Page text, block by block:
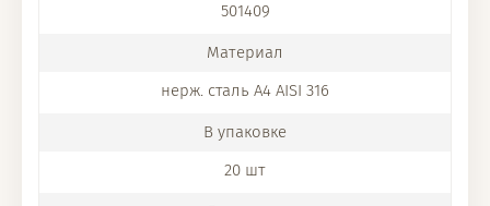
501409
нерж. сталь A4 AISI 316
20 шт